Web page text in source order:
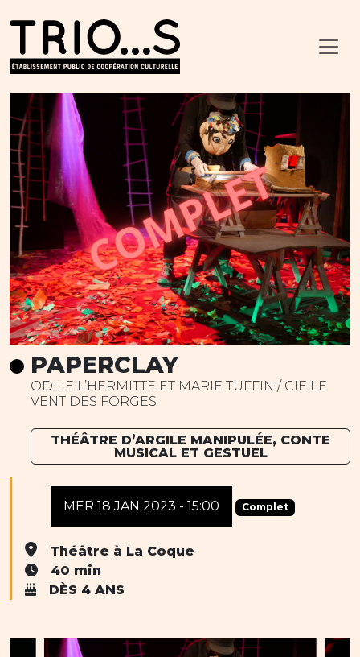
PAPERCLAY
ODILE L’HERMITTE ET MARIE TUFFIN / CIE LE
VENT DES FORGES
THÉÂTRE D’ARGILE MANIPULÉE, CONTE
MUSICAL ET GESTUEL
MER 18 JAN 2023 - 15:00 Complet
Théâtre à La Coque
40 min
DÈS 4 ANS